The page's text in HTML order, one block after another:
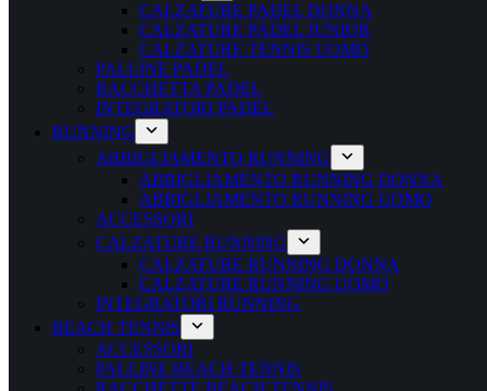
CALZATURE PADEL DONNA
CALZATURE PADEL JUNIOR
CALZATURE TENNIS UOMO
PALLINE PADEL
RACCHETTA PADEL
INTEGRATORI PADEL
RUNNING
ABBIGLIAMENTO RUNNING
ABBIGLIAMENTO RUNNING DONNA
ABBIGLIAMENTO RUNNING UOMO
ACCESSORI
CALZATURE RUNNING
CALZATURE RUNNING DONNA
CALZATURE RUNNING UOMO
INTEGRATORI RUNNING
BEACH TENNIS
ACCESSORI
PALLINE BEACH TENNIS